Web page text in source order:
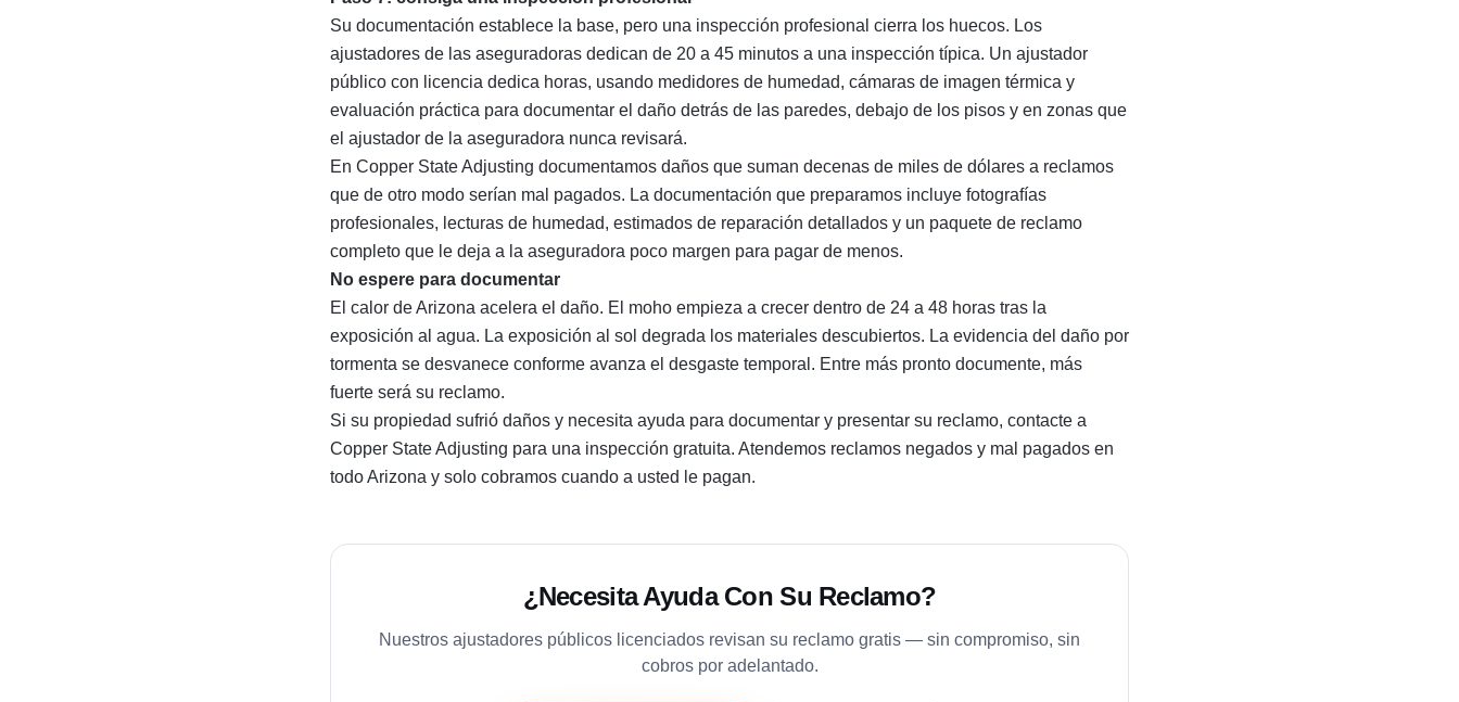
Su documentación establece la base, pero una inspección profesional cierra los huecos. Los
ajustadores de las aseguradoras dedican de 20 a 45 minutos a una inspección típica. Un ajustador
público con licencia dedica horas, usando medidores de humedad, cámaras de imagen térmica y
evaluación práctica para documentar el daño detrás de las paredes, debajo de los pisos y en zonas que
el ajustador de la aseguradora nunca revisará.
En Copper State Adjusting documentamos daños que suman decenas de miles de dólares a reclamos
que de otro modo serían mal pagados. La documentación que preparamos incluye fotografías
profesionales, lecturas de humedad, estimados de reparación detallados y un paquete de reclamo
completo que le deja a la aseguradora poco margen para pagar de menos.
No espere para documentar
El calor de Arizona acelera el daño. El moho empieza a crecer dentro de 24 a 48 horas tras la
exposición al agua. La exposición al sol degrada los materiales descubiertos. La evidencia del daño por
tormenta se desvanece conforme avanza el desgaste temporal. Entre más pronto documente, más
fuerte será su reclamo.
Si su propiedad sufrió daños y necesita ayuda para documentar y presentar su reclamo, contacte a
Copper State Adjusting para una inspección gratuita. Atendemos reclamos negados y mal pagados en
todo Arizona y solo cobramos cuando a usted le pagan.
¿Necesita Ayuda Con Su Reclamo?
Nuestros ajustadores públicos licenciados revisan su reclamo gratis — sin compromiso, sin
cobros por adelantado.